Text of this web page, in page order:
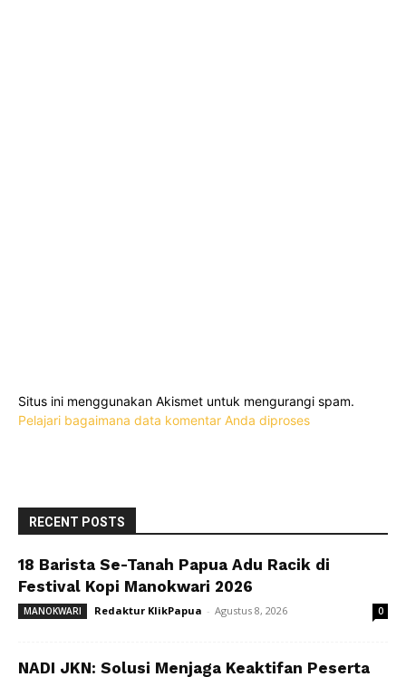
Situs ini menggunakan Akismet untuk mengurangi spam.
Pelajari bagaimana data komentar Anda diproses
RECENT POSTS
18 Barista Se-Tanah Papua Adu Racik di
Festival Kopi Manokwari 2026
MANOKWARI Redaktur KlikPapua - Agustus 8, 2026 0
NADI JKN: Solusi Menjaga Keaktifan Peserta